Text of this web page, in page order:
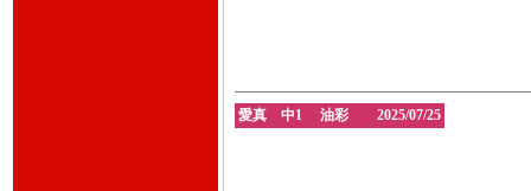
愛真 中1 油彩 2025/07/25